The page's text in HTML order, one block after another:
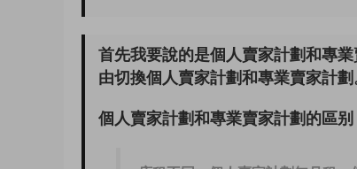
首先我要說的是個人賣家計劃和專
由切換個人賣家計劃和專業賣家計劃
個人賣家計劃和專業賣家計劃的區别